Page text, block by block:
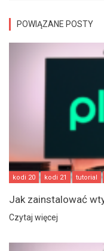
POWIĄZANE POSTY
kodi 20 kodi 21 tutorial
Jak zainstalować
Czytaj więcej